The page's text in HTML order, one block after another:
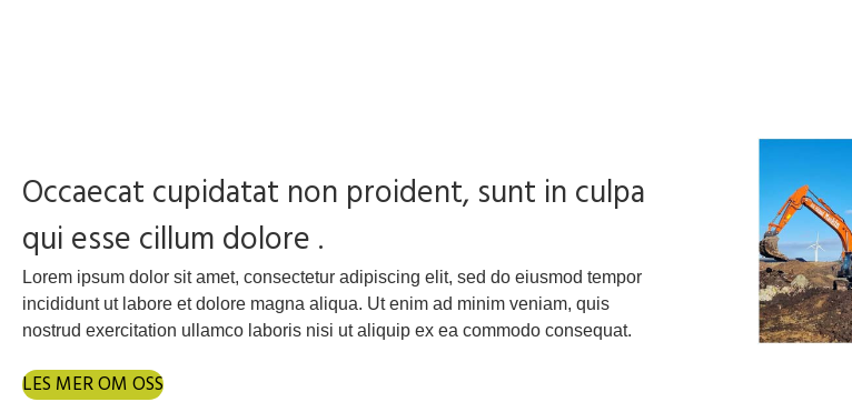
Occaecat cupidatat non proident, sunt in culpa
qui esse cillum dolore .
Lorem ipsum dolor sit amet, consectetur adipiscing elit, sed do eiusmod tempor
incididunt ut labore et dolore magna aliqua. Ut enim ad minim veniam, quis
nostrud exercitation ullamco laboris nisi ut aliquip ex ea commodo consequat.
LES MER OM OSS